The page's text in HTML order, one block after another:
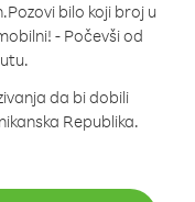
Pozovi bilo koji broj u
- Počevši od
da bi dobili
Republika.